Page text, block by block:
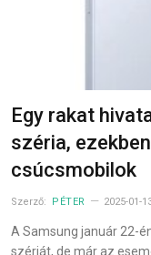
Egy rakat
széria,
csúcsmobilok
Szerző: PÉTER 2025-01-
A Samsung január 22-
szériát, de már az